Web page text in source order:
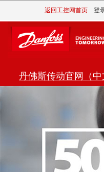
返回工控网首页 登
丹佛斯传动官网（中